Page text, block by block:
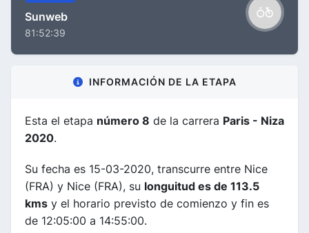
Sunweb
81:52:39
INFORMACIÓN DE LA ETAPA
Esta el etapa número 8 de la carrera Paris - Niza
2020.
Su fecha es 15-03-2020, transcurre entre Nice
(FRA) y Nice (FRA), su longuitud es de 113.5
kms y el horario previsto de comienzo y fin es
de 12:05:00 a 14:55:00.